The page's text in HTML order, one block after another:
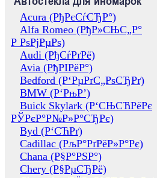
Acura (РђРєСѓСЂР°)
Alfa Romeo (РђР»СЊС„Р°
Р РѕРјРµРѕ)
Audi (РђСѓРґРё)
Avia (РђРІРёР°)
Bedford (Р‘РµРґС„РѕСЂРґ)
BMW (Р‘РњР’)
Buick Skylark (Р‘СЊСЋРёРє
РЎРєР°Р№Р»Р°СЂРє)
Byd (Р‘СЋРґ)
Cadillac (РљР°РґРёР»Р°Рє)
Chana (Р§Р°РЅР°)
Chery (Р§РµСЂРё)